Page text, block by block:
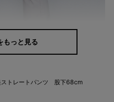
もっと見る
ストレートパンツ 股下68cm